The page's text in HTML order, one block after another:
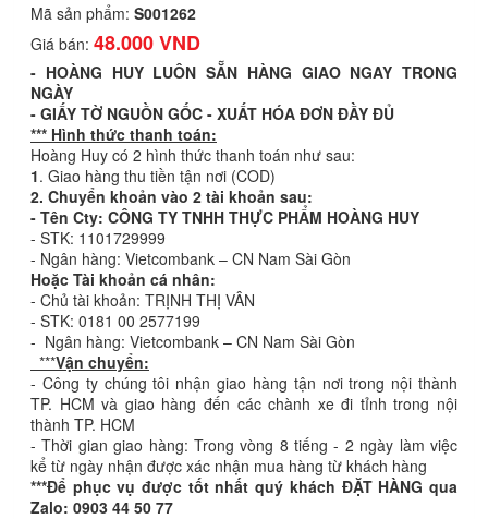
Mã sản phẩm: S001262
Giá bán: 48.000 VND
- HOÀNG HUY LUÔN SẴN HÀNG GIAO NGAY TRONG
NGÀY
- GIẤY TỜ NGUỒN GỐC - XUẤT HÓA ĐƠN ĐẦY ĐỦ
*** Hình thức thanh toán:
Hoàng Huy có 2 hình thức thanh toán như sau:
1. Giao hàng thu tiền tận nơi (COD)
2. Chuyển khoản vào 2 tài khoản sau:
- Tên Cty: CÔNG TY TNHH THỰC PHẨM HOÀNG HUY
- STK: 1101729999
- Ngân hàng: Vietcombank – CN Nam Sài Gòn
Hoặc Tài khoản cá nhân:
- Chủ tài khoản: TRỊNH THỊ VÂN
- STK: 0181 00 2577199
- Ngân hàng: Vietcombank – CN Nam Sài Gòn
***Vận chuyển:
- Công ty chúng tôi nhận giao hàng tận nơi trong nội thành
TP. HCM và giao hàng đến các chành xe đi tỉnh trong nội
thành TP. HCM
- Thời gian giao hàng: Trong vòng 8 tiếng - 2 ngày làm việc
kể từ ngày nhận được xác nhận mua hàng từ khách hàng
***Để phục vụ được tốt nhất quý khách ĐẶT HÀNG qua
Zalo: 0903 44 50 77